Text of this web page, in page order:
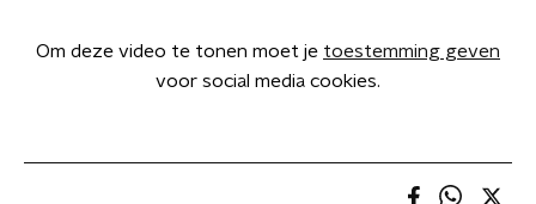
Om deze video te tonen moet je toestemming geven
voor social media cookies.